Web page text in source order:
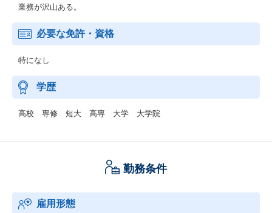
業務が沢山ある。
必要な免許・資格
特になし
学歴
高校 専修 短大 高専 大学 大学院
勤務条件
雇用形態